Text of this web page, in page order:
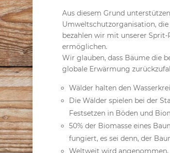
Aus diesem Grund
Umweltschutzorganisation,
bezahlen wir mit unserer
ermöglichen.
Wir glauben, dass Bäume die
globale Erwärmung
Wälder halten den
Die Wälder spielen bei der
Festsetzen in Böden und
50% der Biomasse eines
fungiert, es sei denn, der
Weltweit wird angenommen,